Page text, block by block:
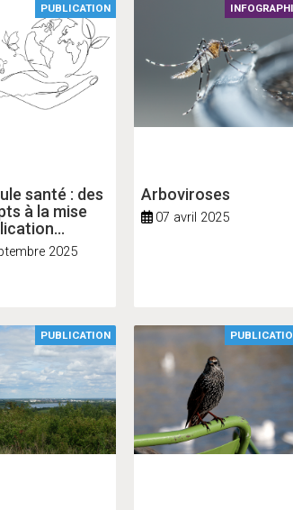
santé : des
à la mise
PUBLICATION
2025
Arboviroses
07 avril 2025
PUBLICATION